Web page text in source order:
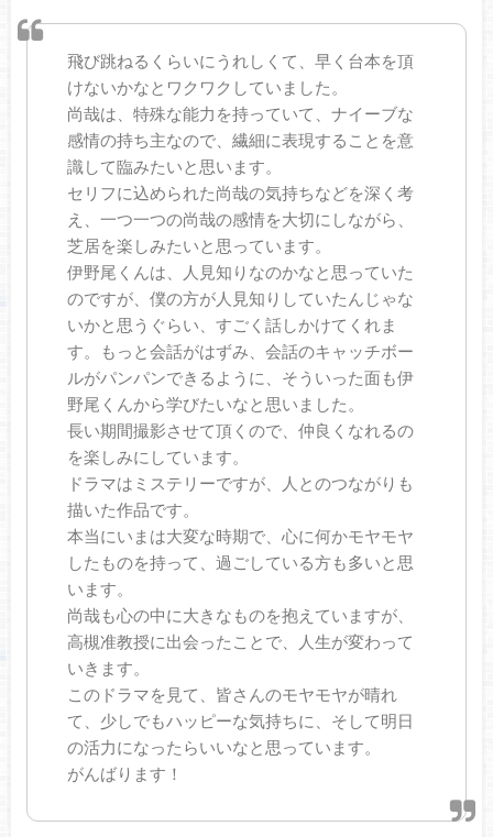
飛び跳ねるくらいにうれしくて、早く台本を頂
けないかなとワクワクしていました。
尚哉は、特殊な能力を持っていて、ナイーブな
感情の持ち主なので、繊細に表現することを意
識して臨みたいと思います。
セリフに込められた尚哉の気持ちなどを深く考
え、一つ一つの尚哉の感情を大切にしながら、
芝居を楽しみたいと思っています。
伊野尾くんは、人見知りなのかなと思っていた
のですが、僕の方が人見知りしていたんじゃな
いかと思うぐらい、すごく話しかけてくれま
す。もっと会話がはずみ、会話のキャッチボー
ルがパンパンできるように、そういった面も伊
野尾くんから学びたいなと思いました。
長い期間撮影させて頂くので、仲良くなれるの
を楽しみにしています。
ドラマはミステリーですが、人とのつながりも
描いた作品です。
本当にいまは大変な時期で、心に何かモヤモヤ
したものを持って、過ごしている方も多いと思
います。
尚哉も心の中に大きなものを抱えていますが、
高槻准教授に出会ったことで、人生が変わって
いきます。
このドラマを見て、皆さんのモヤモヤが晴れ
て、少しでもハッピーな気持ちに、そして明日
の活力になったらいいなと思っています。
がんばります！